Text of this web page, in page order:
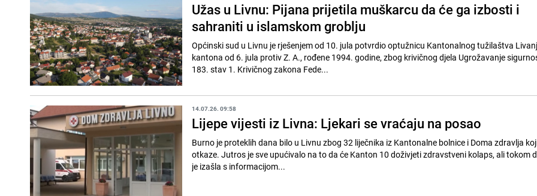
Užas u Livnu: Pijana prijetila muškarcu da će ga izbosti i
sahraniti u islamskom groblju
Općinski sud u Livnu je rješenjem od 10. jula potvrdio optužnicu Kantonalnog tužilaštva
kantona od 6. jula protiv Z. A., rođene 1994. godine, zbog krivičnog djela Ugrožavanje
183. stav 1. Krivičnog zakona Fede...
14.07.26. 09:58
Lijepe vijesti iz Livna: Ljekari se vraćaju na posao
Burno je proteklih dana bilo u Livnu zbog 32 liječnika iz Kantonalne bolnice i Doma zdravlja
otkaze. Jutros je sve upućivalo na to da će Kanton 10 doživjeti zdravstveni kolaps, ali tokom
je izašla s informacijom...